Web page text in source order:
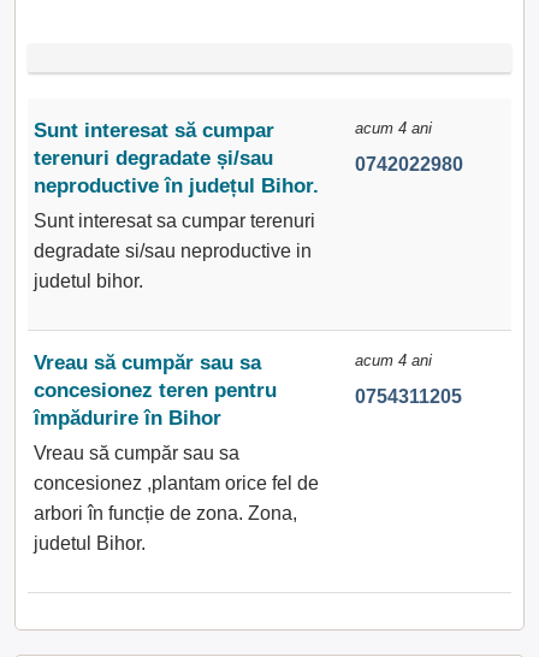
Sunt interesat să cumpar
terenuri degradate și/sau
neproductive în județul Bihor.
Sunt interesat sa cumpar terenuri
degradate si/sau neproductive in
judetul bihor.
acum 4 ani
0742022980
Vreau să cumpăr sau sa
concesionez teren pentru
împădurire în Bihor
Vreau să cumpăr sau sa
concesionez ,plantam orice fel de
arbori în funcție de zona. Zona,
judetul Bihor.
acum 4 ani
0754311205